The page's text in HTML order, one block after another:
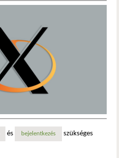
és bejelentkezés szükséges